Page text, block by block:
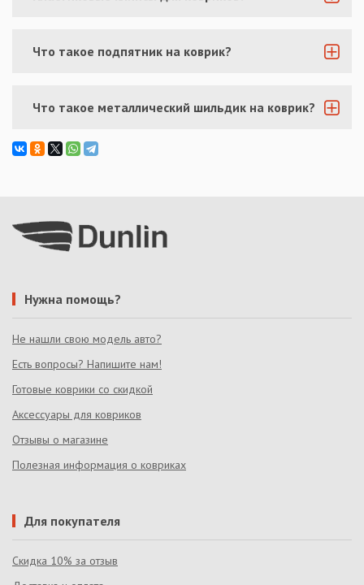
Что такое подпятник на коврик?
Что такое металлический шильдик на коврик?
Нужна помощь?
Не нашли свою модель авто?
Есть вопросы? Напишите нам!
Готовые коврики со скидкой
Аксессуары для ковриков
Отзывы о магазине
Полезная информация о ковриках
Для покупателя
Скидка 10% за отзыв